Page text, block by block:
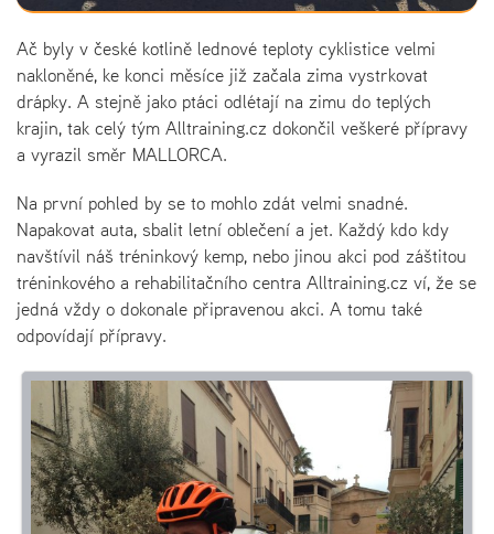
Ač byly v české kotlině lednové teploty cyklistice velmi
nakloněné, ke konci měsíce již začala zima vystrkovat
drápky. A stejně jako ptáci odlétají na zimu do teplých
krajin, tak celý tým Alltraining.cz dokončil veškeré přípravy
a vyrazil směr MALLORCA.
Na první pohled by se to mohlo zdát velmi snadné.
Napakovat auta, sbalit letní oblečení a jet. Každý kdo kdy
navštívil náš tréninkový kemp, nebo jinou akci pod záštitou
tréninkového a rehabilitačního centra Alltraining.cz ví, že se
jedná vždy o dokonale připravenou akci. A tomu také
odpovídají přípravy.